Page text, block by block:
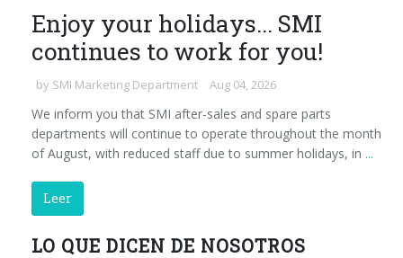
Enjoy your holidays... SMI
continues to work for you!
by SMI Marketing Department Aug 04, 2026
We inform you that SMI after-sales and spare parts
departments will continue to operate throughout the month
of August, with reduced staff due to summer holidays, in ...
Leer
LO QUE DICEN DE NOSOTROS